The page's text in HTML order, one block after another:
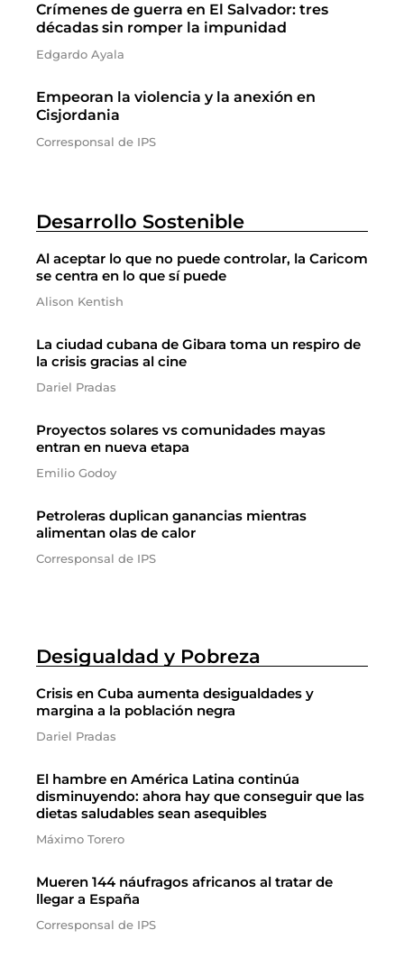
Crímenes de guerra en El Salvador: tres
décadas sin romper la impunidad
Edgardo Ayala
Empeoran la violencia y la anexión en
Cisjordania
Corresponsal de IPS
Desarrollo Sostenible
Al aceptar lo que no puede controlar, la Caricom
se centra en lo que sí puede
Alison Kentish
La ciudad cubana de Gibara toma un respiro de
la crisis gracias al cine
Dariel Pradas
Proyectos solares vs comunidades mayas
entran en nueva etapa
Emilio Godoy
Petroleras duplican ganancias mientras
alimentan olas de calor
Corresponsal de IPS
Desigualdad y Pobreza
Crisis en Cuba aumenta desigualdades y
margina a la población negra
Dariel Pradas
El hambre en América Latina continúa
disminuyendo: ahora hay que conseguir que las
dietas saludables sean asequibles
Máximo Torero
Mueren 144 náufragos africanos al tratar de
llegar a España
Corresponsal de IPS